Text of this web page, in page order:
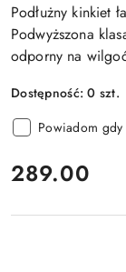
Podłużny kinkiet
Podwyższona
odporny na
Dostępność:0 szt.
Powiadom
cena:
289.00